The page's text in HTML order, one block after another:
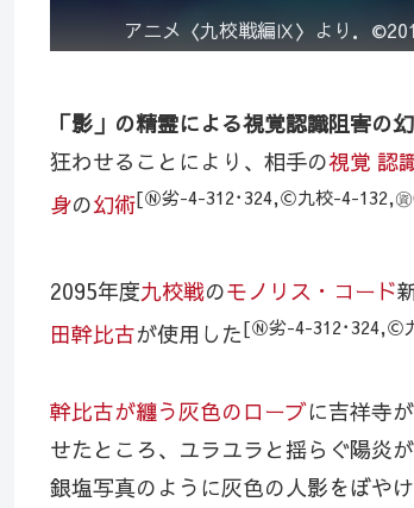
アニメ〈九校戦編Ⅸ〉より．
「影」の精霊による視覚認識阻害の
狂わせることにより、相手の視覚 認
身の幻術[Ⓝ劣-4-312･324,Ⓒ九校-4-132,㊮
2095年度九校戦のモノリス・コード
田幹比古が使用した[Ⓝ劣-4-312･324,Ⓒ
幹比古が纏う灰色のローブに吉祥寺
せたところ、ユラユラと揺らぐ陽炎
銀塩写真のように灰色の人影をぼや